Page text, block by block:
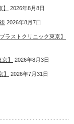
2026年8月8日
2026年8月7日
ストクリニック東京】
】 2026年8月3日
2026年7月31日